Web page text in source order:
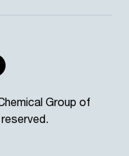
Group of